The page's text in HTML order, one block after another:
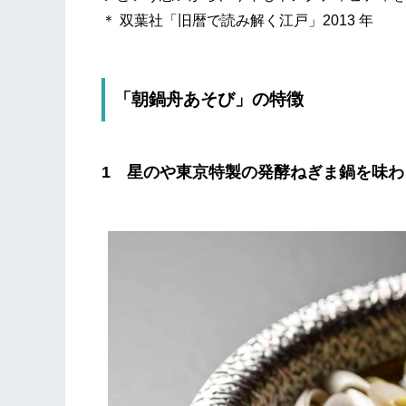
＊ 双葉社「旧暦で読み解く江戸」2013 年
「朝鍋舟あそび」の特徴
1 星のや東京特製の発酵ねぎま鍋を味